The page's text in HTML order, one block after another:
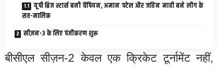
यूपी ब्रिज स्टार्स बनी चैंपियन, अमान पटेल और जतिन मावी बने लीग के
सह-मालिक
सीज़न-3 के लिए पंजीकरण शुरू
बीसीएल सीज़न-2 केवल एक क्रिकेट टूर्नामेंट नहीं,